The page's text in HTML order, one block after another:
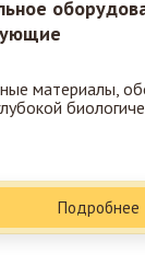
материалы,
Подробнее